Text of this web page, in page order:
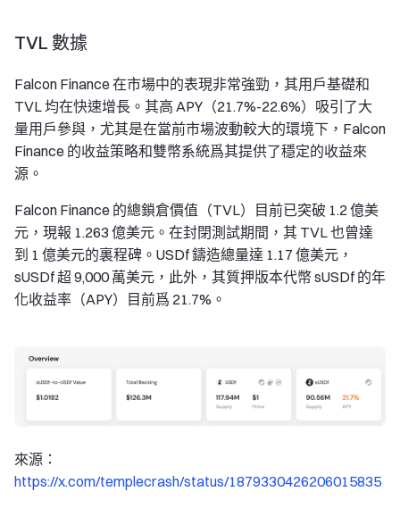
TVL 數據
Falcon Finance 在市場中的表現非常強勁，其用戶基礎和
TVL 均在快速增長。其高 APY（21.7%-22.6%）吸引了大
量用戶參與，尤其是在當前市場波動較大的環境下，Falcon
Finance 的收益策略和雙幣系統爲其提供了穩定的收益來
源。
Falcon Finance 的總鎖倉價值（TVL）目前已突破 1.2 億美
元，現報 1.263 億美元。在封閉測試期間，其 TVL 也曾達
到 1 億美元的裏程碑。USDf 鑄造總量達 1.17 億美元，
sUSDf 超 9,000 萬美元，此外，其質押版本代幣 sUSDf 的年
化收益率（APY）目前爲 21.7%。
來源：
https://x.com/templecrash/status/1879330426206015835